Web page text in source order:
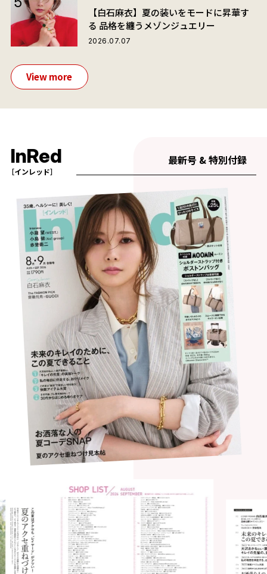
【白石麻衣】夏の装いをモードに昇華す
る 品格を纏うメゾンジュエリー
2026.07.07
View more
InRed
［インレッド］
最新号 & 特別付録